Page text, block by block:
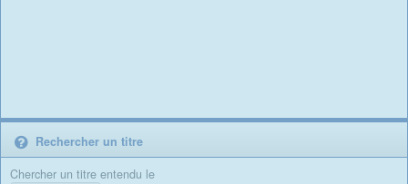
Rechercher un titre
Chercher un titre entendu le